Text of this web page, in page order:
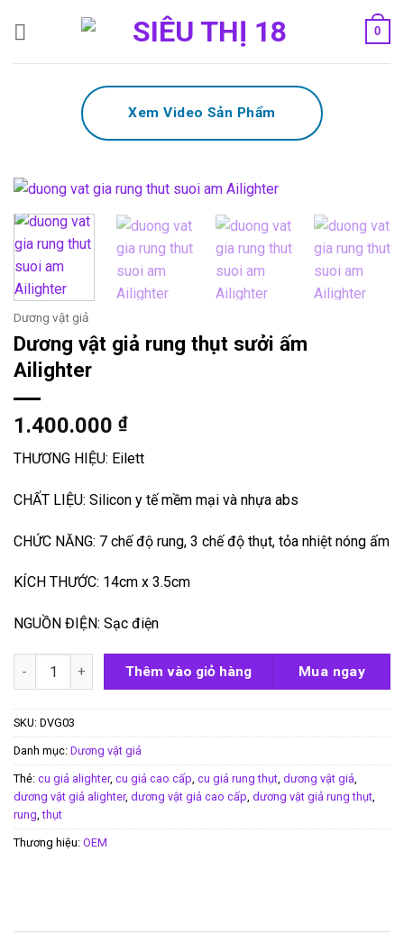
0
Xem Video Sản Phẩm
Dương vật giả
Dương vật giả rung thụt sưởi ấm
Ailighter
1.400.000 ₫
THƯƠNG HIỆU: Eilett
CHẤT LIỆU: Silicon y tế mềm mại và nhựa abs
CHỨC NĂNG: 7 chế độ rung, 3 chế độ thụt, tỏa nhiệt nóng ấm
KÍCH THƯỚC: 14cm x 3.5cm
NGUỒN ĐIỆN: Sạc điện
Dương vật giả rung thụt sưởi ấm Ailighter số lượng
Thêm vào giỏ hàng Mua ngay
SKU: DVG03
Danh mục: Dương vật giả
Thẻ: cu giả alighter, cu giả cao cấp cu giả rung thụt dương vật giả
dương vật giả alighter, dương vật giả cao cấp dương vật giả rung thụt
rung ,thụt
Thương hiệu: OEM